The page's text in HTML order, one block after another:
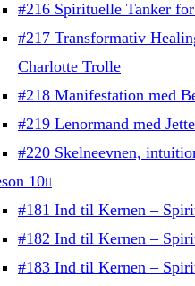
#216 Spirituelle Tanker
#217 Transformativ
Charlotte Trolle
#218 Manifestation med
#219 Lenormand med
#220 Skelneevnen,
10
#181 Ind til Kernen –
#182 Ind til Kernen –
#183 Ind til Kernen –